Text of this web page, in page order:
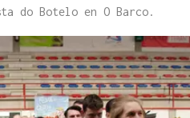
do Botelo en O Barco.